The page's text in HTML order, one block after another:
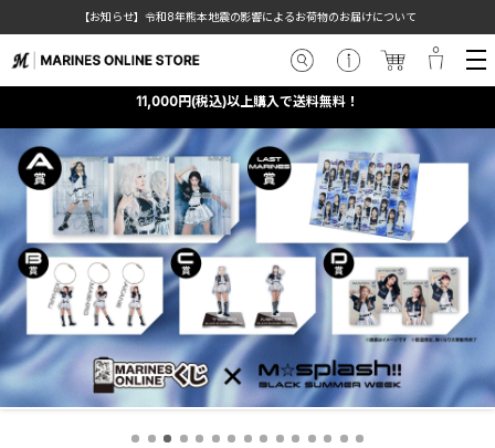
【お知らせ】令和8年熊本地震の影響によるお荷物のお届けについて
11,000円(税込)以上購入で送料無料！